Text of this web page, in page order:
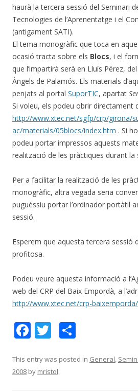
haurà la tercera sessió del Seminari
Tecnologies de l’Aprenentatge i el
(antigament SATI).
El tema monogràfic que toca en
ocasió tracta sobre els Blocs, i el
que l’impartirà serà en Lluís Pérez, del
Àngels de Palamós. Els materials
penjats al portal SuporTIC, apartat
Si voleu, els podeu obrir directament
http://www.xtec.net/sgfp/crp/girona/
ac/materials/05blocs/index.htm . Si
podeu portar impressos aquests
realització de les pràctiques durant la
Per a facilitar la realització de les
monogràfic, altra vegada seria
puguéssiu portar l’ordinador portàtil
sessió.
Esperem que aquesta tercera sessió
profitosa.
Podeu veure aquesta informació a
web del CRP del Baix Empordà, a
http://www.xtec.net/crp-
F
e
b
T
itt
er
m
This entry was posted in General,
2008 by mristol.